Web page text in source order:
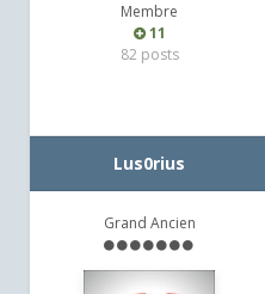
Membre
11
82 posts
Lus0rius
Grand Ancien